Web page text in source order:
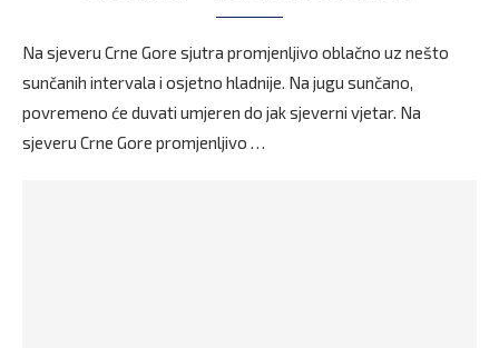
Na sjeveru Crne Gore sjutra promjenljivo oblačno uz nešto
sunčanih intervala i osjetno hladnije. Na jugu sunčano,
povremeno će duvati umjeren do jak sjeverni vjetar. Na
sjeveru Crne Gore promjenljivo …